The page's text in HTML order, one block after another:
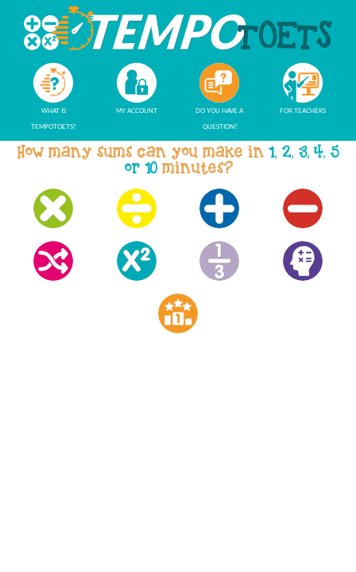
WHAT IS
TEMPOTOETS?
MY ACCOUNT
DO YOU HAVE A
QUESTION?
FOR TEACHERS
How many sums can you make in 1, 2, 3, 4, 5
or 10minutes?